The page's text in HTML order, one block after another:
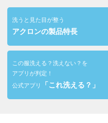
洗うと見た目が整う
アクロンの製品特長
この服洗える？洗えない？を
アプリが判定！
公式アプリ
「これ洗える？」